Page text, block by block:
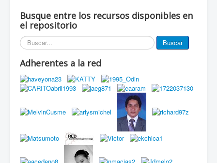
Eventos
Miembros de la red
Documentos
Busque entre los recursos disponibles en
el repositorio
Buscar... Buscar
Adherentes a la red